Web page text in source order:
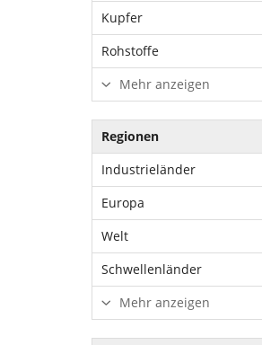
Kupfer
Rohstoffe
Mehr anzeigen
Regionen
Industrieländer
Europa
Welt
Schwellenländer
Mehr anzeigen